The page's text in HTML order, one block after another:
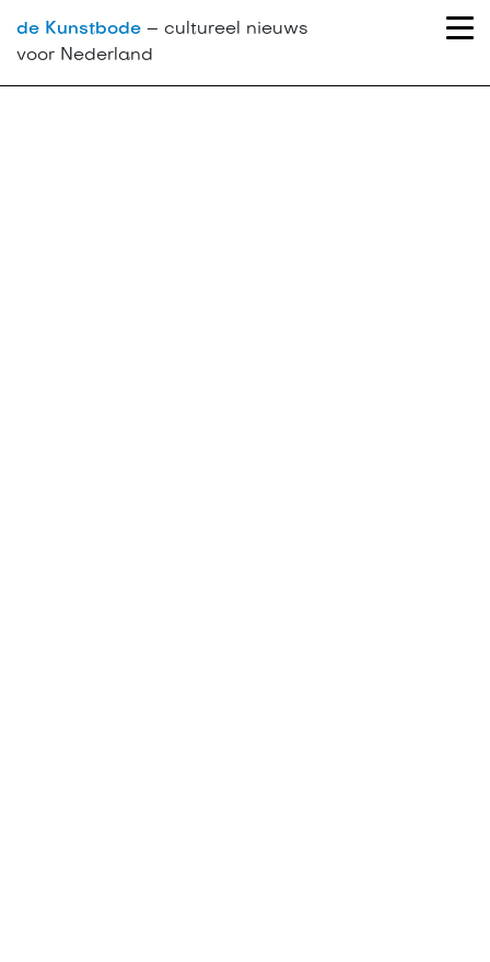
de Kunstbode – cultureel nieuws
voor Nederland